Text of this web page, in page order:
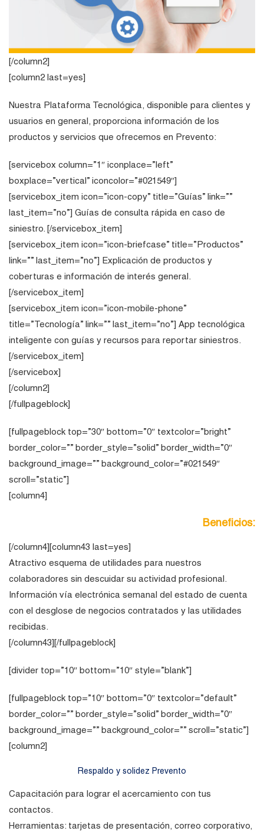
[/column2]
[column2 last=yes]
Nuestra Plataforma Tecnológica, disponible para clientes y
usuarios en general, proporciona información de los
productos y servicios que ofrecemos en Prevento:
[servicebox column=”1″ iconplace=”left”
boxplace=”vertical” iconcolor=”#021549″]
[servicebox_item icon=”icon-copy” title=”Guías” link=””
last_item=”no”] Guías de consulta rápida en caso de
siniestro. [/servicebox_item]
[servicebox_item icon=”icon-briefcase” title=”Productos”
link=”” last_item=”no”] Explicación de productos y
coberturas e información de interés general.
[/servicebox_item]
[servicebox_item icon=”icon-mobile-phone”
title=”Tecnología” link=”” last_item=”no”] App tecnológica
inteligente con guías y recursos para reportar siniestros.
[/servicebox_item]
[/servicebox]
[/column2]
[/fullpageblock]
[fullpageblock top=”30″ bottom=”0″ textcolor=”bright”
border_color=”” border_style=”solid” border_width=”0″
background_image=”” background_color=”#021549″
scroll=”static”]
[column4]
Beneficios:
[/column4][column43 last=yes]
Atractivo esquema de utilidades para nuestros
colaboradores sin descuidar su actividad profesional.
Información vía electrónica semanal del estado de cuenta
con el desglose de negocios contratados y las utilidades
recibidas.
[/column43][/fullpageblock]
[divider top=”10″ bottom=”10″ style=”blank”]
[fullpageblock top=”10″ bottom=”0″ textcolor=”default”
border_color=”” border_style=”solid” border_width=”0″
background_image=”” background_color=”” scroll=”static”]
[column2]
Respaldo y solidez Prevento
Capacitación para lograr el acercamiento con tus
contactos.
Herramientas: tarjetas de presentación, correo corporativo,